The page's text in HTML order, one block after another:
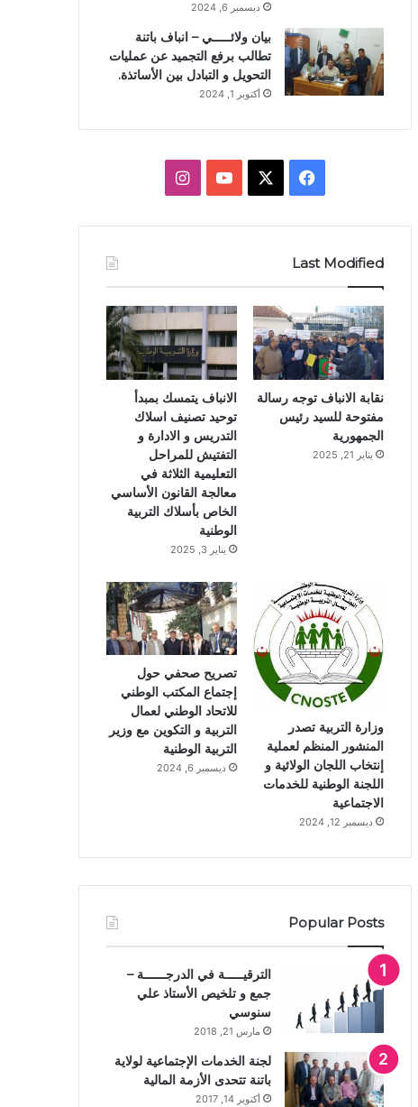
ديسمبر 6, 2024
بيان ولائـــــي – انباف باتنة
تطالب برفع التجميد عن عمليات
التحويل و التبادل بين الأساتذة.
أكتوبر 1, 2024
ب
و
ك
ي
ب
ا
ت
ر
ا
م
Last Modified
نقابة الانباف توجه رسالة
مفتوحة للسيد رئيس
الجمهورية
يناير 21, 2025
الانباف يتمسك بمبدأ
توحيد تصنيف اسلاك
التدريس و الادارة و
التفتيش للمراحل
التعليمية الثلاثة في
معالجة القانون الأساسي
الخاص بأسلاك التربية
الوطنية
يناير 3, 2025
وزارة التربية تصدر
المنشور المنظم لعملية
إنتخاب اللجان الولائية و
اللجنة الوطنية للخدمات
الاجتماعية
ديسمبر 12, 2024
تصريح صحفي حول
إجتماع المكتب الوطني
للاتحاد الوطني لعمال
التربية و التكوين مع وزير
التربية الوطنية
ديسمبر 6, 2024
Popular Posts
الترقيـــــة في الدرجــــــة –
جمع و تلخيص الأستاذ علي
سنوسي
مارس 21, 2018
لجنة الخدمات الإجتماعية لولاية
باتنة تتحدى الأزمة المالية
أكتوبر 14, 2017